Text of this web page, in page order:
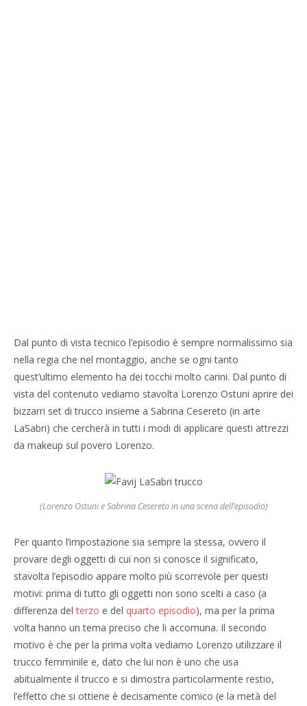
Dal punto di vista tecnico l’episodio è sempre normalissimo sia
nella regia che nel montaggio, anche se ogni tanto
quest’ultimo elemento ha dei tocchi molto carini. Dal punto di
vista del contenuto vediamo stavolta Lorenzo Ostuni aprire dei
bizzarri set di trucco insieme a Sabrina Cesereto (in arte
LaSabri) che cercherà in tutti i modi di applicare questi attrezzi
da makeup sul povero Lorenzo.
(Lorenzo Ostuni e Sabrina Cesereto in una scena dell’episodio)
Per quanto l’impostazione sia sempre la stessa, ovvero il
provare degli oggetti di cui non si conosce il significato,
stavolta l’episodio appare molto più scorrevole per questi
motivi: prima di tutto gli oggetti non sono scelti a caso (a
differenza delterzo e del quarto episodio), ma per la prima
volta hanno un tema preciso che li accomuna. Il secondo
motivo è che per la prima volta vediamo Lorenzo utilizzare il
trucco femminile e, dato che lui non è uno che usa
abitualmente il trucco e si dimostra particolarmente restio,
l’effetto che si ottiene è decisamente comico (e la metà del